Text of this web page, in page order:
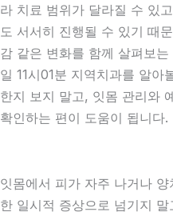
라 치료 범위가 달라질 수 있
도 서서히 진행될 수 있기 때
감 같은 변화를 함께 살펴보
일 11시01분 지역치과를 알
한지 보지 말고, 잇몸 관리와
확인하는 편이 도움이 됩니다
잇몸에서 피가 자주 나거나
한 일시적 증상으로 넘기지